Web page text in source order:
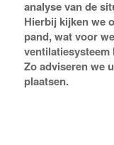
analyse van de
Hierbij kijken we
pand, wat voor
Zo adviseren we
plaatsen.